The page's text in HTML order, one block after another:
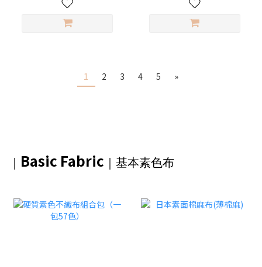
1 2 3 4 5 »
｜ Basic Fabric ｜基本素色布